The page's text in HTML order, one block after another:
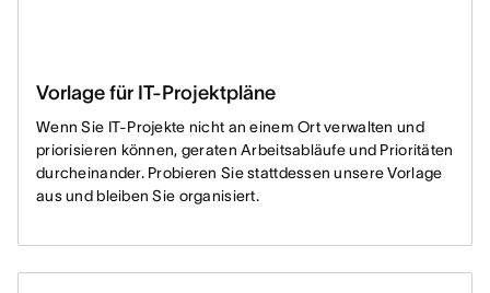
Vorlage für IT-Projektpläne
Wenn Sie IT-Projekte nicht an einem Ort verwalten und
priorisieren können, geraten Arbeitsabläufe und Prioritäten
durcheinander. Probieren Sie stattdessen unsere Vorlage
aus und bleiben Sie organisiert.